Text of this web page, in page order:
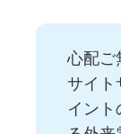
心配ご
サイト
イント